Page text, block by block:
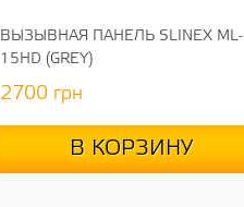
ВЫЗЫВНАЯ ПАНЕЛЬ SLINEX ML-
15HD (GREY)
2700 грн
В КОРЗИНУ